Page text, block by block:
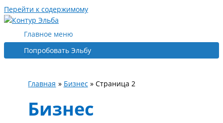
Перейти к содержимому
Главное меню
Попробовать Эльбу
Главная Бизнес Страница 2
Бизнес